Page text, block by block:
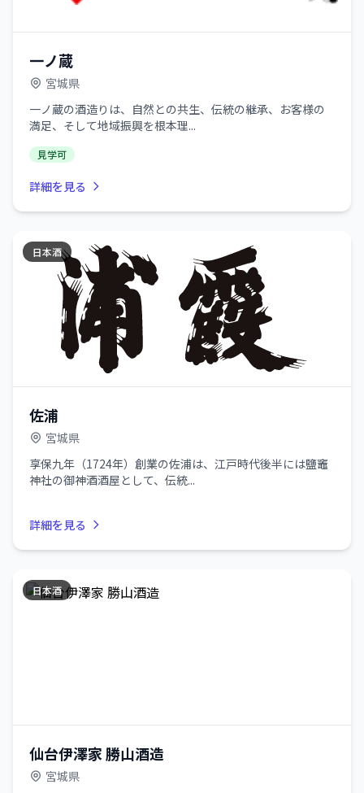
一ノ蔵
宮城県
一ノ蔵の酒造りは、自然との共生、伝統の継承、お客様の
満足、そして地域振興を根本理...
見学可
詳細を見る
日本酒
佐浦
宮城県
享保九年（1724年）創業の佐浦は、江戸時代後半には鹽竈
神社の御神酒酒屋として、伝統...
詳細を見る
日本酒
仙台伊澤家 勝山酒造
宮城県